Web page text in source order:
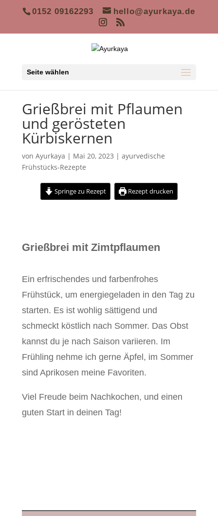
0152 09162293 hello@ayurkaya.de
Seite wählen
Grießbrei mit Pflaumen
und gerösteten
Kürbiskernen
von Ayurkaya | Mai 20, 2023 | ayurvedische
Frühstücks-Rezepte
Springe zu Rezept Rezept drucken
Grießbrei mit Zimtpflaumen
Ein erfrischendes und farbenfrohes
Frühstück, um energiegeladen in den Tag zu
starten. Es ist wohlig sättigend und
schmeckt köstlich nach Sommer. Das Obst
kannst du je nach Saison variieren. Im
Frühling nehme ich gerne Äpfel, im Sommer
sind Aprikosen meine Favoriten.
Viel Freude beim Nachkochen, und einen
guten Start in deinen Tag!